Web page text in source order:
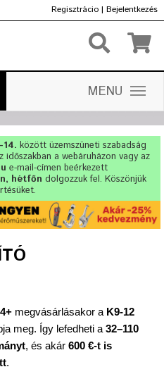
Regisztrácio | Bejelentkezés
MENU
között üzemszüneti szabadság
időszakban a webáruházon vagy az
e-mail-címen beérkezett
hétfőn dolgozzuk fel. Köszönjük
megvásárlásakor a K9-12
meg. Így lefedheti a 32–110
, és akár 600 €-t is
.